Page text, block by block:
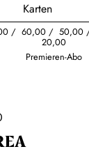
Karten
60,00 50,00
20,00
Premieren-Abo